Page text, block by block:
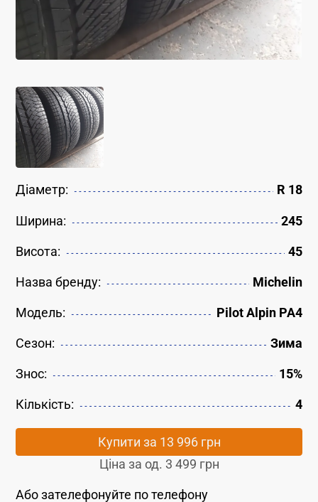
Діаметр: R 18
Ширина: 245
Висота: 45
Назва бренду: Michelin
Модель: Pilot Alpin PA4
Сезон: Зима
Знос: 15%
Кількість: 4
Купити за 13 996 грн
Ціна за од. 3 499 грн
Або зателефонуйте по телефону